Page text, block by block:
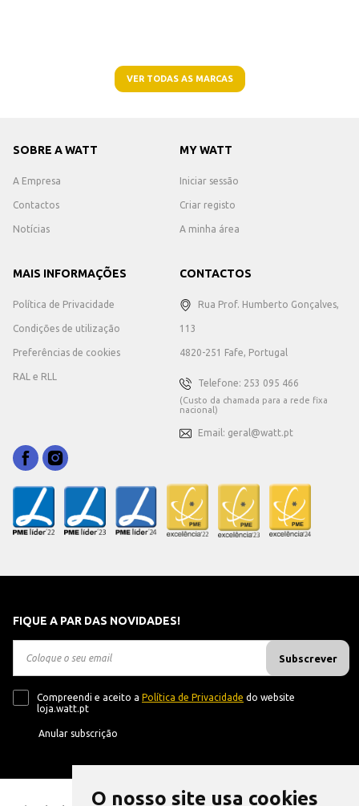
O nosso site usa cookies
VER TODAS AS MARCAS
SOBRE A WATT
A Empresa
Contactos
Notícias
MY WATT
Iniciar sessão
Criar registo
A minha área
MAIS INFORMAÇÕES
Política de Privacidade
Condições de utilização
Preferências de cookies
RAL e RLL
CONTACTOS
Rua Prof. Humberto Gonçalves,
113
4820-251 Fafe, Portugal
Telefone: 253 095 466
(Custo da chamada para a rede fixa
nacional)
Email: geral@watt.pt
FIQUE A PAR DAS NOVIDADES!
Subscrever
Compreendi e aceito a Política de Privacidade do website
loja.watt.pt
Anular subscrição